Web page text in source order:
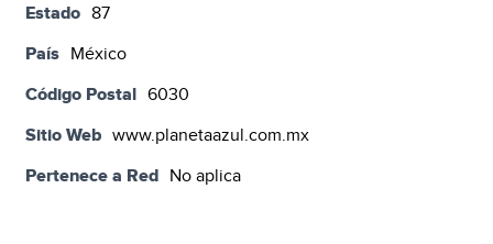
Estado 87
País México
Código Postal 6030
Sitio Web www.planetaazul.com.mx
Pertenece a Red No aplica